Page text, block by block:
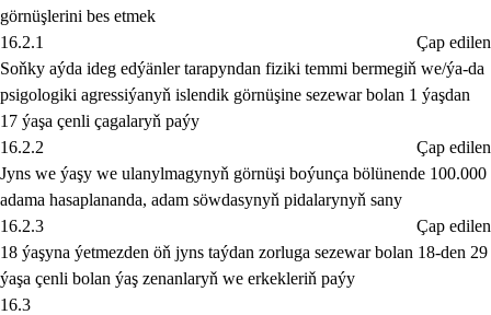
görnüşlerini bes etmek
16.2.1
Çap edilen
Soňky aýda ideg edýänler tarapyndan fiziki temmi bermegiň we/ýa-da
psigologiki agressiýanyň islendik görnüşine sezewar bolan 1 ýaşdan
17 ýaşa çenli çagalaryň paýy
16.2.2
Çap edilen
Jyns we ýaşy we ulanylmagynyň görnüşi boýunça bölünende 100.000
adama hasaplananda, adam söwdasynyň pidalarynyň sany
16.2.3
Çap edilen
18 ýaşyna ýetmezden öň jyns taýdan zorluga sezewar bolan 18-den 29
ýaşa çenli bolan ýaş zenanlaryň we erkekleriň paýy
16.3